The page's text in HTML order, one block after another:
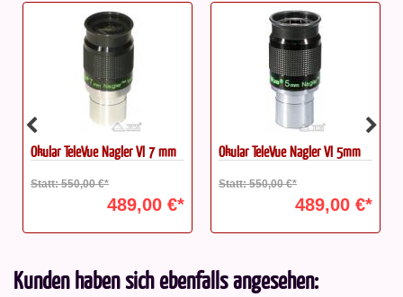
Okular TeleVue Nagler VI 7 mm
Statt: 550,00 €*
489,00 €*
Okular TeleVue Nagler VI 5mm
Statt: 550,00 €*
489,00 €*
Kunden haben sich ebenfalls angesehen: